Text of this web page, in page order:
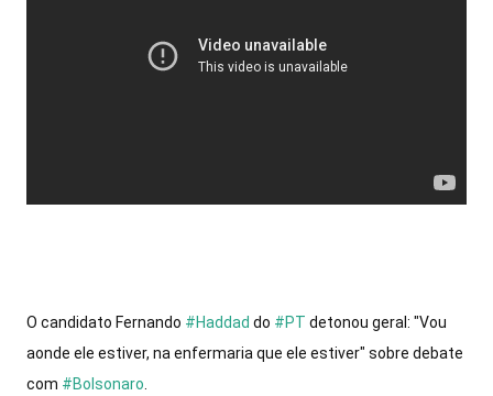
O candidato Fernando #Haddad do #PT detonou geral: "Vou
aonde ele estiver, na enfermaria que ele estiver" sobre debate
com #Bolsonaro.